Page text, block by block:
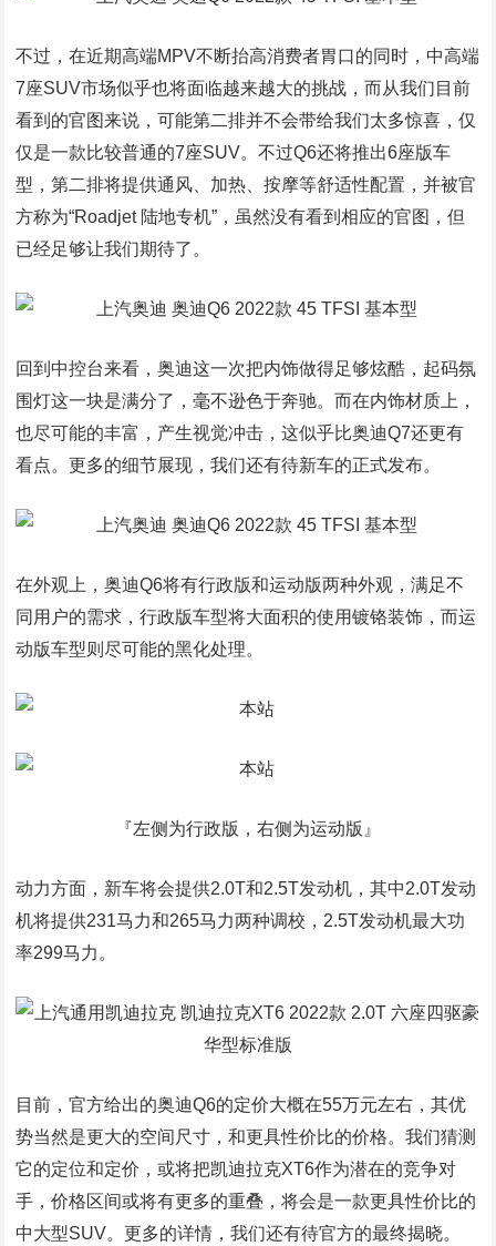
不过，在近期高端MPV不断抬高消费者胃口的同时，中高端
7座SUV市场似乎也将面临越来越大的挑战，而从我们目前
看到的官图来说，可能第二排并不会带给我们太多惊喜，仅
仅是一款比较普通的7座SUV。不过Q6还将推出6座版车
型，第二排将提供通风、加热、按摩等舒适性配置，并被官
方称为“Roadjet 陆地专机”，虽然没有看到相应的官图，但
已经足够让我们期待了。
回到中控台来看，奥迪这一次把内饰做得足够炫酷，起码氛
围灯这一块是满分了，毫不逊色于奔驰。而在内饰材质上，
也尽可能的丰富，产生视觉冲击，这似乎比奥迪Q7还更有
看点。更多的细节展现，我们还有待新车的正式发布。
在外观上，奥迪Q6将有行政版和运动版两种外观，满足不
同用户的需求，行政版车型将大面积的使用镀铬装饰，而运
动版车型则尽可能的黑化处理。
『左侧为行政版，右侧为运动版』
动力方面，新车将会提供2.0T和2.5T发动机，其中2.0T发动
机将提供231马力和265马力两种调校，2.5T发动机最大功
率299马力。
目前，官方给出的奥迪Q6的定价大概在55万元左右，其优
势当然是更大的空间尺寸，和更具性价比的价格。我们猜测
它的定位和定价，或将把凯迪拉克XT6作为潜在的竞争对
手，价格区间或将有更多的重叠，将会是一款更具性价比的
中大型SUV。更多的详情，我们还有待官方的最终揭晓。